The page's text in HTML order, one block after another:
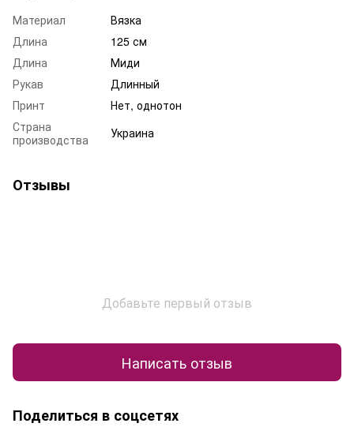
Материал
Вязка
Длина
125 см
Длина
Миди
Рукав
Длинный
Принт
Нет, однотон
Страна
производства
Украина
Отзывы
Добавьте первый отзыв
Написать отзыв
Поделиться в соцсетях